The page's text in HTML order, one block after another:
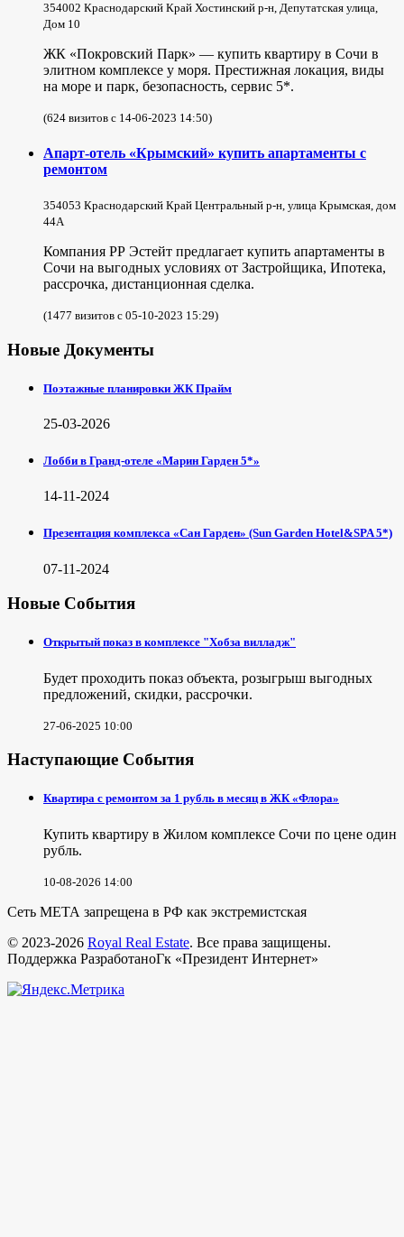
354002 Краснодарский Край Хостинский р-н, Депутатская улица,
Дом 10
ЖК «Покровский Парк» — купить квартиру в Сочи в
элитном комплексе у моря. Престижная локация, виды
на море и парк, безопасность, сервис 5*.
(624 визитов с 14-06-2023 14:50)
Апарт-отель «Крымский» купить апартаменты с
ремонтом
354053 Краснодарский Край Центральный р-н, улица Крымская, дом
44А
Компания РР Эстейт предлагает купить апартаменты в
Сочи на выгодных условиях от Застройщика, Ипотека,
рассрочка, дистанционная сделка.
(1477 визитов с 05-10-2023 15:29)
Новые Документы
Поэтажные планировки ЖК Прайм
25-03-2026
Лобби в Гранд-отеле «Марин Гарден 5*»
14-11-2024
Презентация комплекса «Сан Гарден» (Sun Garden Hotel&SPA 5*)
07-11-2024
Новые События
Открытый показ в комплексе "Хобза вилладж"
Будет проходить показ объекта, розыгрыш выгодных
предложений, скидки, рассрочки.
27-06-2025 10:00
Наступающие События
Квартира с ремонтом за 1 рубль в месяц в ЖК «Флора»
Купить квартиру в Жилом комплексе Сочи по цене один
рубль.
10-08-2026 14:00
Сеть МЕТА запрещена в РФ как экстремистская
© 2023-2026 Royal Real Estate. Все права защищены.
Поддержка РазработаноГк «Президент Интернет»